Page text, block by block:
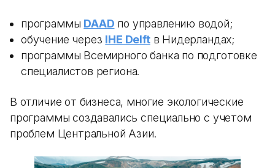
программы DAAD по управлению водой;
обучение через IHE Delftв Нидерландах;
программы Всемирного банка по подготовке
специалистов региона.
В отличие от бизнеса, многие экологические
программы создавались специально с учетом
проблем Центральной Азии.